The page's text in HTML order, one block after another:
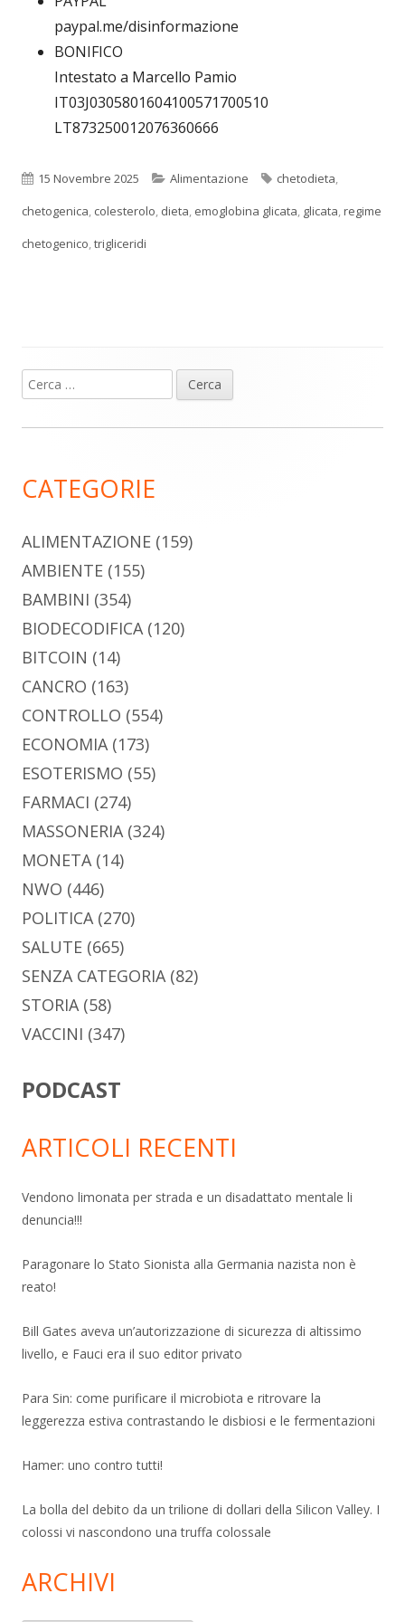
paypal.me/disinformazione
BONIFICO
Intestato a Marcello Pamio
IT03J0305801604100571700510
LT873250012076360666
Pubblicato
15 Novembre 2025 Categorie
Alimentazione Tag
chetodieta,
chetogenica, colesterolo, dieta, emoglobina glicata, glicata,regime
chetogenico,trigliceridi
Barra
laterale
Ricerca
per:
CATEGORIE
ALIMENTAZIONE (159)
AMBIENTE (155)
BAMBINI (354)
BIODECODIFICA(120)
BITCOIN (14)
CANCRO (163)
CONTROLLO (554)
ECONOMIA(173)
ESOTERISMO (55)
FARMACI (274)
MASSONERIA(324)
MONETA(14)
NWO (446)
POLITICA(270)
SALUTE (665)
SENZA CATEGORIA(82)
STORIA(58)
VACCINI (347)
PODCAST
ARTICOLI RECENTI
Vendono limonata per strada e un disadattato mentale li
denuncia!!!
Paragonare lo Stato Sionista alla Germania nazista non è
reato!
Bill Gates aveva un’autorizzazione di sicurezza di altissimo
livello, e Fauci era il suo editor privato
Para Sin: come purificare il microbiota e ritrovare la
leggerezza estiva contrastando le disbiosi e le fermentazioni
Hamer: uno contro tutti!
La bolla del debito da un trilione di dollari della Silicon Valley. I
colossi vi nascondono una truffa colossale
ARCHIVI